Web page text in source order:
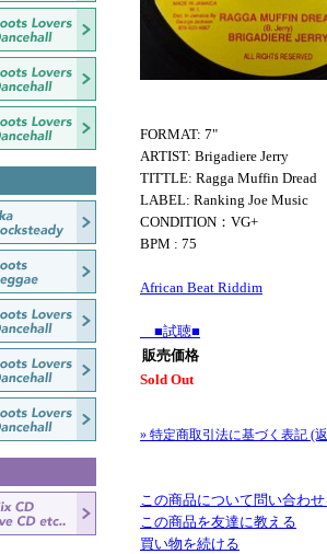
FORMAT: 7"
ARTIST: Brigadiere Jerry
TITTLE: Ragga Muffin Dread
LABEL: Ranking Joe Music
CONDITION：VG+
BPM : 75
African Beat Riddim
■試聴■
販売価格
Sold Out
» 特定商取引法に基づく表記 (
この商品について問い合わせ
この商品を友達に教える
買い物を続ける